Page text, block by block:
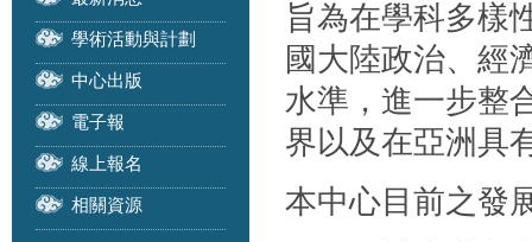
學術活動與計劃
中心出版
電子報
線上報名
相關資源
旨為在學科多樣
國大陸政治、經
水準，進一步整
界以及在亞洲具
本中心目前之發